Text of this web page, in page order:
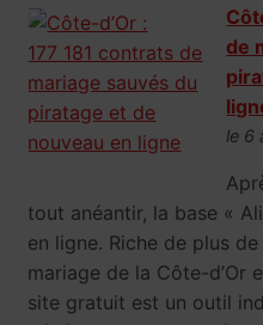
de
le 6
tout anéantir, la base «
en ligne. Riche de plus
mariage de la Côte-d’Or
site gratuit est un outil